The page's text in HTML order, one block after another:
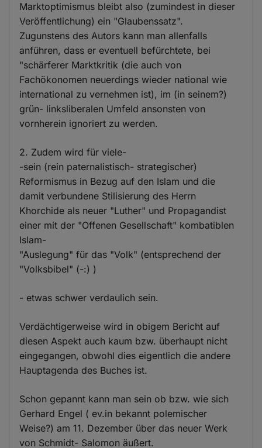
Marktoptimismus bleibt also (zumindest in dieser
Veröffentlichung) ein "Glaubenssatz".
Zugunstens des Autors kann man allenfalls
anführen, dass er eventuell befürchtete, bei
"schärferer Marktkritik (die auch von
Fachökonomen neuerdings wieder national wie
international zu vernehmen ist), im (in seinem?)
grün- linksliberalen Umfeld ansonsten von
vornherein ignoriert zu werden.
2. Zudem wird für viele-
-sein (rein paternalistisch- strategischer)
Reformismus in Bezug auf den Islam und die
damit verbundene Stilisierung des Herrn
Khorchide als neuer "Luther" und Propagandist
einer mit der "Offenen Gesellschaft" kombatiblen
Islam-
"Auslegung" für das "Volk" (entsprechend der
"Volksbibel" (-:) )
- etwas schwer verdaulich sein.
Verdächtigerweise wird in obigem Bericht auf
diesen Aspekt auch kaum bzw. überhaupt nicht
eingegangen, obwohl dies eigentlich die andere
Hauptagenda des Buches ist.
Schon gepannt kann man sein ob bzw. wie sich
Gerhard Engel ( ev.in bekannt polemischer
Weise?) am 11. Dezember über das neuer Werk
von Schmidt- Salomon äußert.